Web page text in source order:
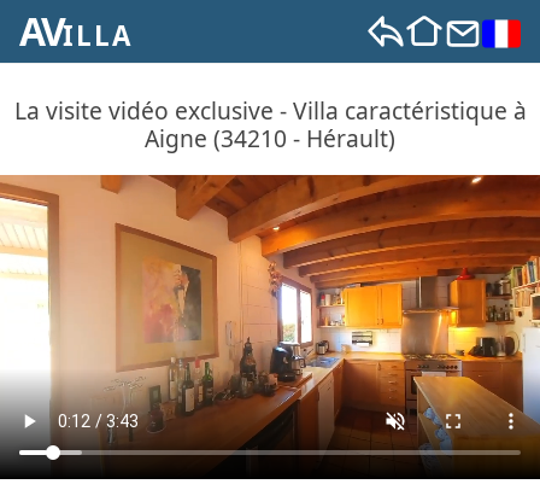
AVILLA
La visite vidéo exclusive - Villa caractéristique à
Aigne (34210 - Hérault)